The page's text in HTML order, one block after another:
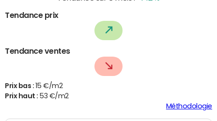
Tendance prix
Tendance ventes
Prix bas : 15 €/m2
Prix haut : 53 €/m2
Méthodologie